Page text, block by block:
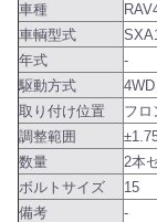
車種
車輌型式
年式
-
駆動方式
4WD
取り付け位置
フロ
調整範囲
数量
2本
ボルトサイズ
15
備考
-